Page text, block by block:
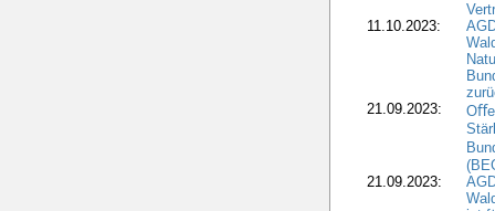
11.10.2023:
21.09.2023:
21.09.2023: